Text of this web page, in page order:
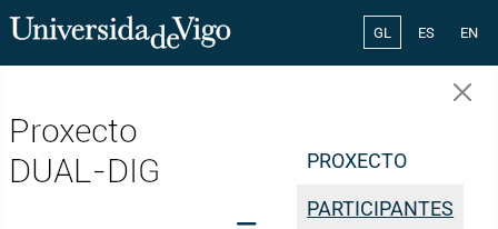
Select your
GL ES EN
PROXECTO
PARTICIPANTES